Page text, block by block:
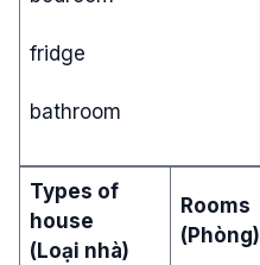
fridge
bathroom
Types of
house
(Loại nhà)
Rooms
(Phòng)